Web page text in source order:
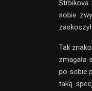
Strbikova
sobie
Tak
zmagała
po sobie
taką